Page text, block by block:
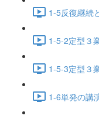
1-5反復継続
1-5-2定型３
1-5-3定型３
1-6単発の講